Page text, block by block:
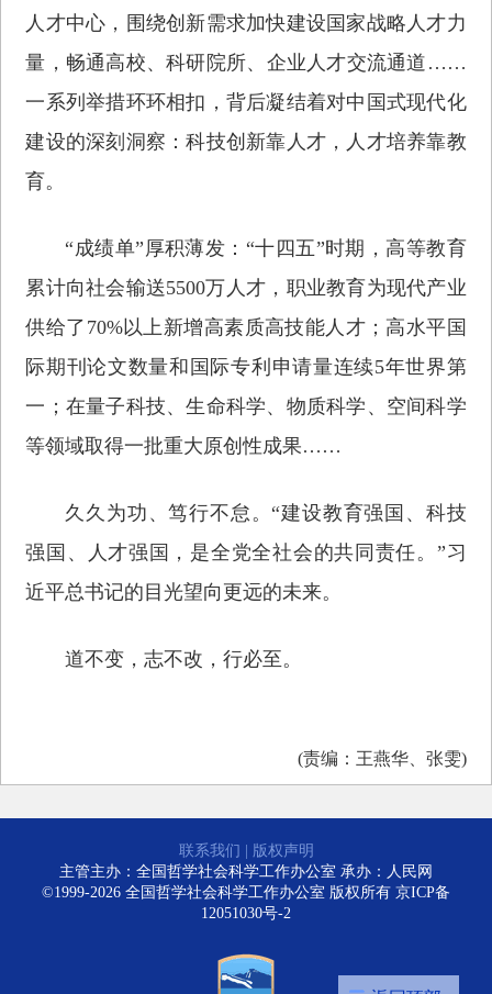
人才中心，围绕创新需求加快建设国家战略人才力
量，畅通高校、科研院所、企业人才交流通道……
一系列举措环环相扣，背后凝结着对中国式现代化
建设的深刻洞察：科技创新靠人才，人才培养靠教
育。
“成绩单”厚积薄发：“十四五”时期，高等教育
累计向社会输送5500万人才，职业教育为现代产业
供给了70%以上新增高素质高技能人才；高水平国
际期刊论文数量和国际专利申请量连续5年世界第
一；在量子科技、生命科学、物质科学、空间科学
等领域取得一批重大原创性成果……
久久为功、笃行不怠。“建设教育强国、科技
强国、人才强国，是全党全社会的共同责任。”习
近平总书记的目光望向更远的未来。
道不变，志不改，行必至。
(责编：王燕华、张雯)
联系我们
版权声明
主管主办：全国哲学社会科学工作办公室 承办：人民网
©1999-2026 全国哲学社会科学工作办公室 版权所有 京ICP备
12051030号-2